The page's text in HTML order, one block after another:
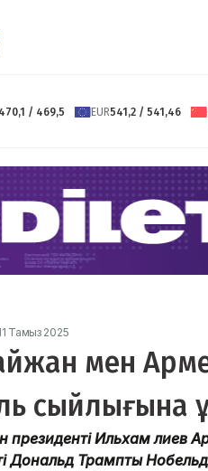
470,1 / 469,5 EUR541,2 / 541,46
Тамыз 2025
мен
сыйлығына
президенті Ильхам
Дональд Трампты